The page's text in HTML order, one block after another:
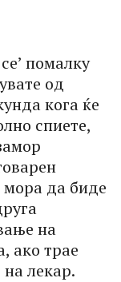
помалку
од
кога ќе
спиете,
да биде
на
ако трае
лекар.